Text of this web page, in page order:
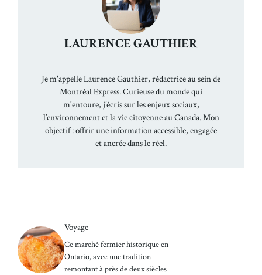
LAURENCE GAUTHIER
Je m'appelle Laurence Gauthier, rédactrice au sein de
Montréal Express. Curieuse du monde qui
m'entoure, j’écris sur les enjeux sociaux,
l’environnement et la vie citoyenne au Canada. Mon
objectif : offrir une information accessible, engagée
et ancrée dans le réel.
Voyage
Ce marché fermier historique en
Ontario, avec une tradition
remontant à près de deux siècles